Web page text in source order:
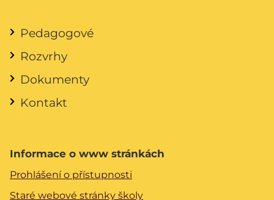
Pedagogové
Rozvrhy
Dokumenty
Kontakt
Informace o www stránkách
Prohlášení o přístupnosti
Staré webové stránky školy